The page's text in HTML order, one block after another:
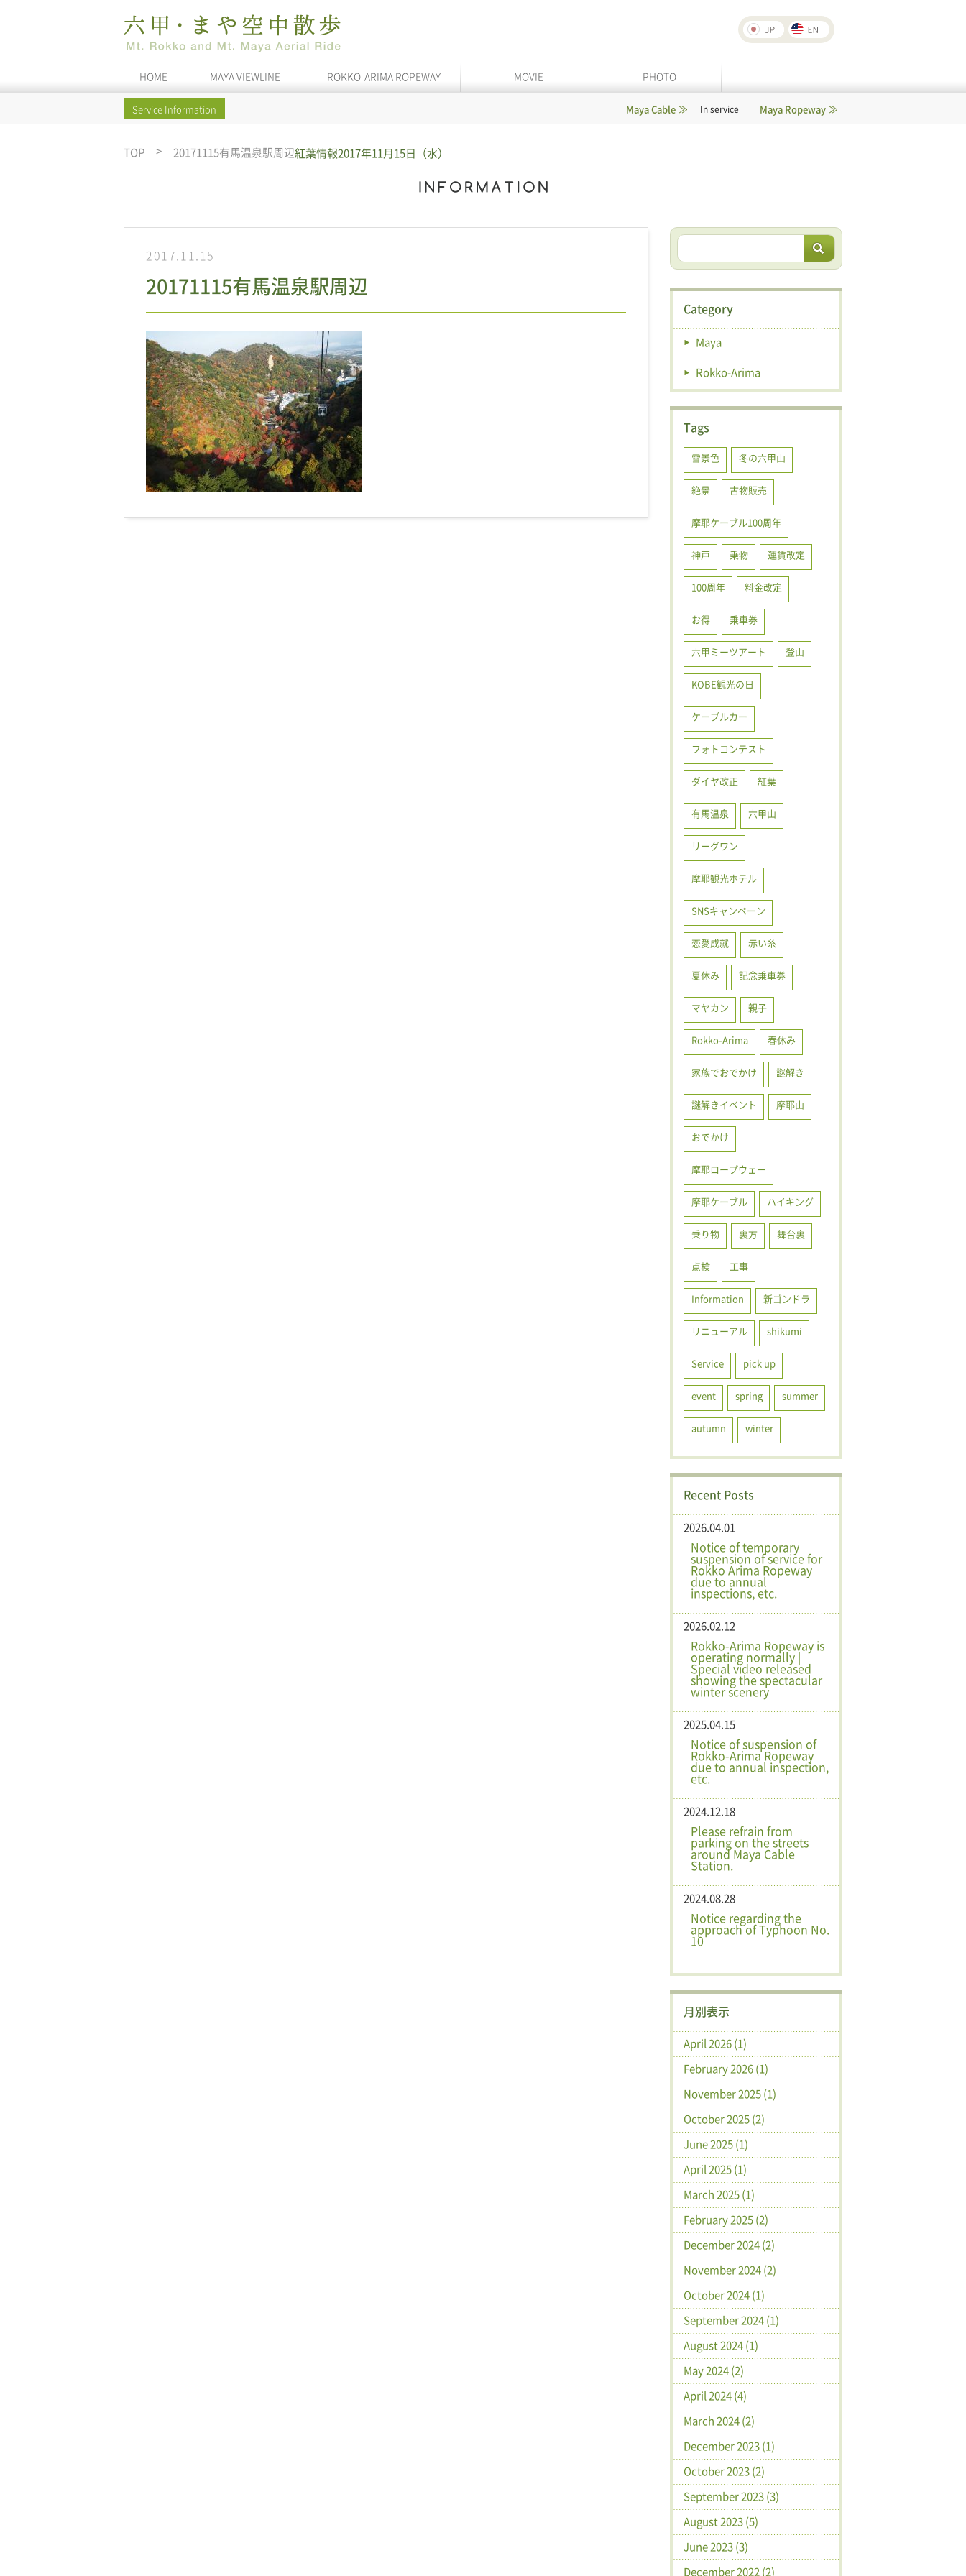
HOME MAYA VIEWLINE ROKKO-ARIMA ROPEWAY MOVIE PHOTO
Service Information In service Maya Ropeway In service
TOP 紅葉情報2017年11月15日（水）
20171115有馬温泉駅周辺
2017.11.15
20171115有馬温泉駅周辺
Category
Maya
Rokko-Arima
Tags
雪景色 冬の六甲山
絶景 古物販売
摩耶ケーブル100周年
神戸 乗物 運賃改定
100周年 料金改定
お得 乗車券
六甲ミーツアート 登山
KOBE観光の日
ケーブルカー
フォトコンテスト
ダイヤ改正 紅葉
有馬温泉 六甲山
リーグワン
摩耶観光ホテル
SNSキャンペーン
恋愛成就 赤い糸
夏休み 記念乗車券
マヤカン 親子
Rokko-Arima 春休み
家族でおでかけ 謎解き
謎解きイベント 摩耶山
おでかけ
摩耶ロープウェー
摩耶ケーブル ハイキング
乗り物 裏方 舞台裏
点検 工事
Information 新ゴンドラ
リニューアル shikumi
Service pick up
event spring summer
autumn winter
Recent Posts
2026.04.01
Notice of temporary
suspension of service for
Rokko Arima Ropeway
due to annual
inspections, etc.
2026.02.12
Rokko-Arima Ropeway is
operating normally |
Special video released
showing the spectacular
winter scenery
2025.04.15
Notice of suspension of
Rokko-Arima Ropeway
due to annual inspection,
etc.
2024.12.18
Please refrain from
parking on the streets
around Maya Cable
Station.
2024.08.28
Notice regarding the
approach of Typhoon No.
10
月別表示
April 2026 (1)
February 2026 (1)
November 2025 (1)
October 2025 (2)
June 2025 (1)
April 2025 (1)
March 2025 (1)
February 2025 (2)
December 2024 (2)
November 2024 (2)
October 2024 (1)
September 2024 (1)
August 2024 (1)
May 2024 (2)
April 2024 (4)
March 2024 (2)
December 2023 (1)
October 2023 (2)
September 2023 (3)
August 2023 (5)
June 2023 (3)
December 2022 (2)